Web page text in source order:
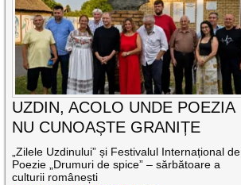
UZDIN, ACOLO UNDE POEZIA
NU CUNOAȘTE GRANIȚE
„Zilele Uzdinului” și Festivalul Internațional de
Poezie „Drumuri de spice” – sărbătoare a
culturii românești